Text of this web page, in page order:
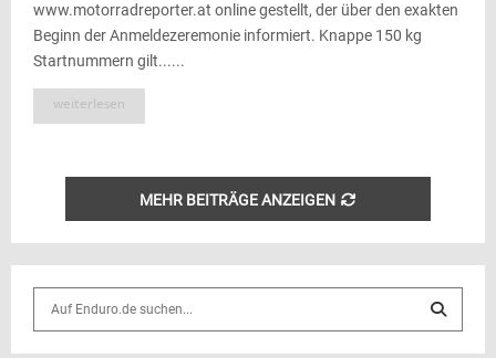
www.motorradreporter.at online gestellt, der über den exakten
Beginn der Anmeldezeremonie informiert. Knappe 150 kg
Startnummern gilt......
weiterlesen
MEHR BEITRÄGE ANZEIGEN
S